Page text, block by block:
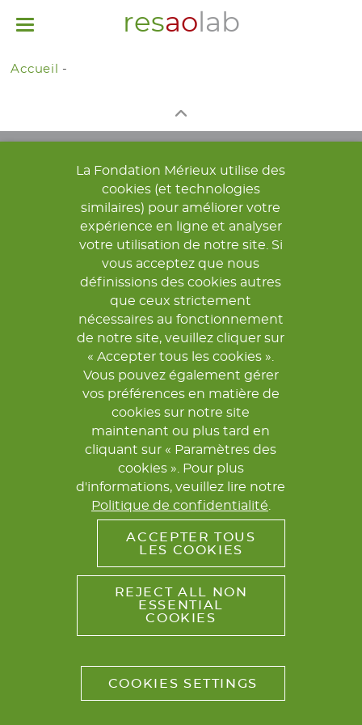
resao lab
Toggle
Accueil -
COORDINATION ET CONTACTS MENTIONS LÉGALES
POLITIQUE DE CONFIDENTIALITÉ
La Fondation Mérieux utilise des
cookies (et technologies
similaires) pour améliorer votre
expérience en ligne et analyser
votre utilisation de notre site. Si
vous acceptez que nous
définissions des cookies autres
que ceux strictement
nécessaires au fonctionnement
de notre site, veuillez cliquer sur
« Accepter tous les cookies ».
Vous pouvez également gérer
vos préférences en matière de
cookies sur notre site
maintenant ou plus tard en
cliquant sur « Paramètres des
cookies ». Pour plus
d'informations, veuillez lire notre
Politique de confidentialité.
ACCEPTER TOUS
LES COOKIES
REJECT ALL NON
ESSENTIAL
COOKIES
COOKIES SETTINGS